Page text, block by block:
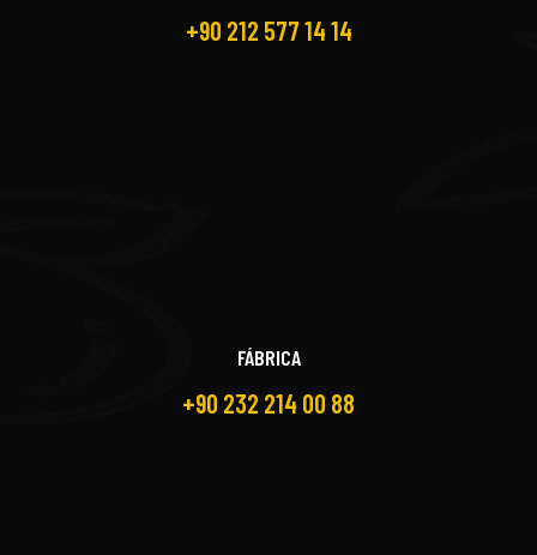
+90 212 577 14 14
FÁBRICA
+90 232 214 00 88